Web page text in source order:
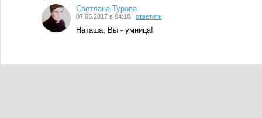
Светлана Турова
07.05.2017 в 04:18 | ответить
Наташа, Вы - умница!